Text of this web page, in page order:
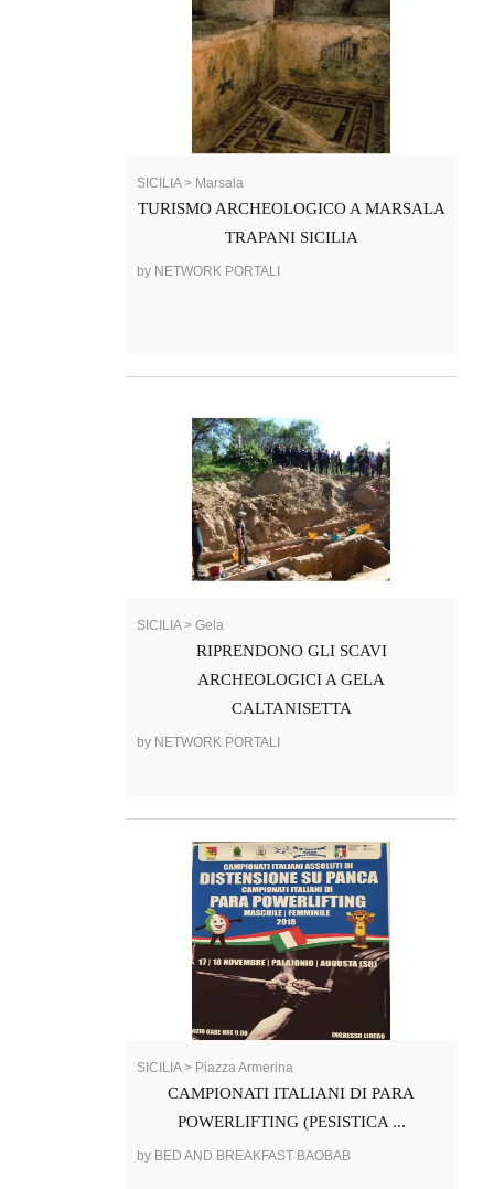
SICILIA > Marsala
TURISMO ARCHEOLOGICO A MARSALA
TRAPANI SICILIA
by NETWORK PORTALI
SICILIA > Gela
RIPRENDONO GLI SCAVI
ARCHEOLOGICI A GELA
CALTANISETTA
by NETWORK PORTALI
SICILIA > Piazza Armerina
CAMPIONATI ITALIANI DI PARA
POWERLIFTING (PESISTICA ...
by BED AND BREAKFAST BAOBAB